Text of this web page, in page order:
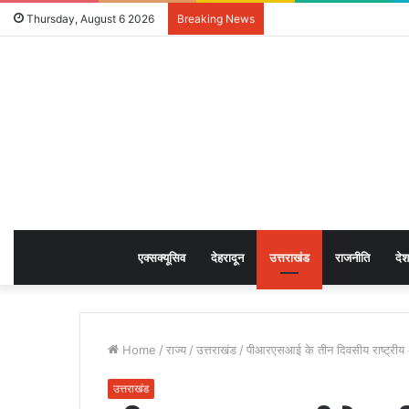
Thursday, August 6 2026 Breaking News
एक्सक्यूसिव देहरादून उत्तराखंड राजनीति देश
Home / राज्य / उत्तराखंड / पीआरएसआई के तीन दिवसीय
उत्तराखंड